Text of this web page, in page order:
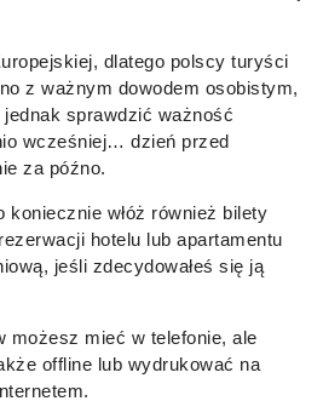
dlatego polscy turyści
z ważnym dowodem osobistym,
sprawdzić ważność
wcześniej… dzień przed
za późno.
koniecznie włóż również bilety
hotelu lub apartamentu
jeśli zdecydowałeś się ją
możesz mieć w telefonie, ale
offline lub wydrukować na